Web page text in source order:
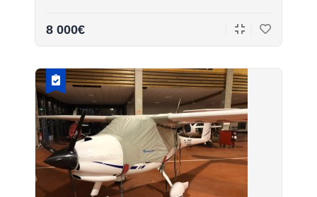
8 000€